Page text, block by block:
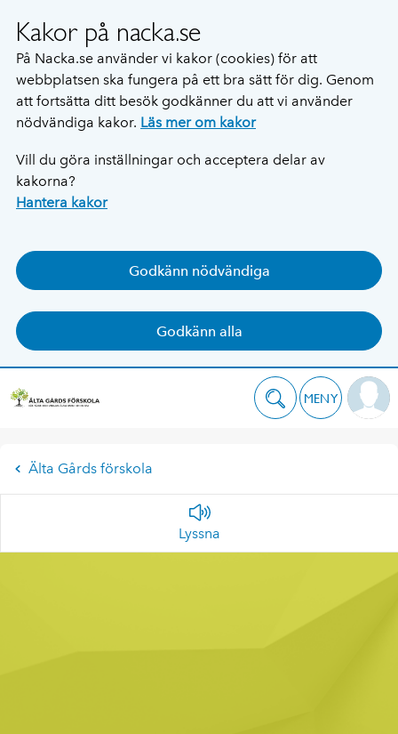
Kakor på nacka.se
På Nacka.se använder vi kakor (cookies) för att
webbplatsen ska fungera på ett bra sätt för dig. Genom
att fortsätta ditt besök godkänner du att vi använder
nödvändiga kakor. Läs mer om kakor
Vill du göra inställningar och acceptera delar av
kakorna?
Hantera kakor
Godkänn nödvändiga
Godkänn alla
MENY
Älta Gårds förskola
Lyssna